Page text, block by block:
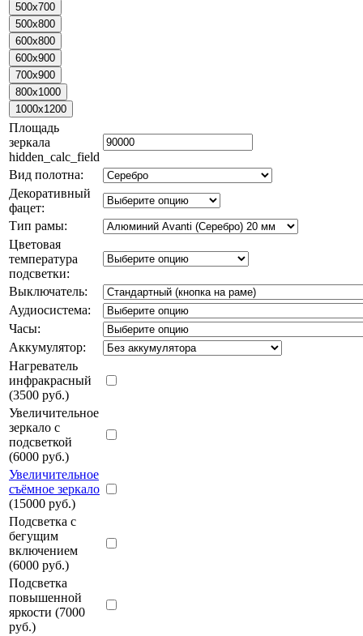
Площадь
зеркала
hidden_calc_field
Вид полотна:
Декоративный
фацет:
Тип рамы:
Цветовая
температура
подсветки:
Выключатель:
Аудиосистема:
Часы:
Аккумулятор:
Нагреватель
инфракрасный
(3500 руб.)
Увеличительное
зеркало с
подсветкой
(6000 руб.)
Увеличительное
съёмное зеркало
(15000 руб.)
Подсветка с
бегущим
включением
(6000 руб.)
Подсветка
повышенной
яркости (7000
руб.)